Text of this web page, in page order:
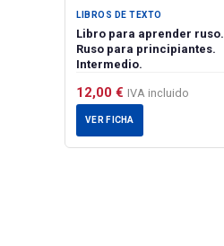
LIBROS DE TEXTO
Libro para aprender ruso.
Ruso para principiantes.
Intermedio.
12,00 € IVA incluido
VER FICHA